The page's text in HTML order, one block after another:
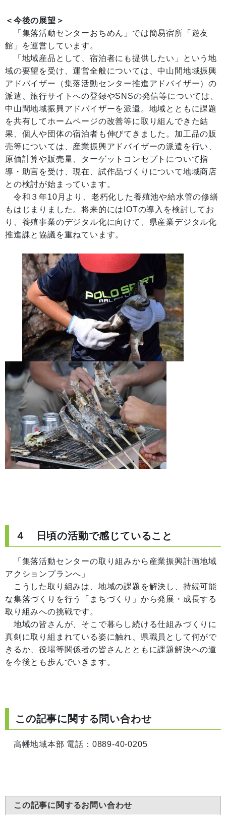
＜今後の展望＞
「集落活動センターおちめん」では簡易宿所「遊友
館」を運営しています。
「地域産品として、宿泊者にも提供したい」という地
域の要望を受け、運営全般については、中山間地域振興
アドバイザー（集落活動センター推進アドバイザー）の
派遣、旅行サイトへの登録やSNSの発信等については、
中山間地域振興アドバイザーを派遣。地域とともに課題
を共有してホームページの改善等に取り組んできた結
果、個人や団体の宿泊者も伸びてきました。加工品の販
売等については、産業振興アドバイザーの派遣を行い、
原価計算や販売量、ターゲットコンセプトについて指
導・助言を受け、現在、試作品づくりについて地域商店
との検討が始まっています。
令和３年10月より、老朽化した養殖池や給水管の修繕
もはじまりました。将来的にはIOTの導入を検討してお
り、養殖事業のデジタル化に向けて、県産業デジタル化
推進課と協議を重ねています。
４ 日頃の活動で感じていること
「集落活動センターの取り組みから産業振興計画地域
アクションプランへ」
こうした取り組みは、地域の課題を解決し、持続可能
な集落づくりを行う「まちづくり」から発展・成長する
取り組みへの挑戦です。
地域の皆さんが、そこで暮らし続ける仕組みづくりに
真剣に取り組まれている姿に触れ、県職員として何がで
きるか、役場等関係者の皆さんとともに課題解決への道
を今後とも歩んでいきます。
この記事に関する問い合わせ
高幡地域本部 電話：0889-40-0205
この記事に関するお問い合わせ